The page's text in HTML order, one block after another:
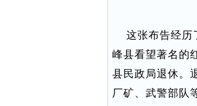
这张布告经历
峰县看望著名的
县民政局退休。
厂矿、武警部队